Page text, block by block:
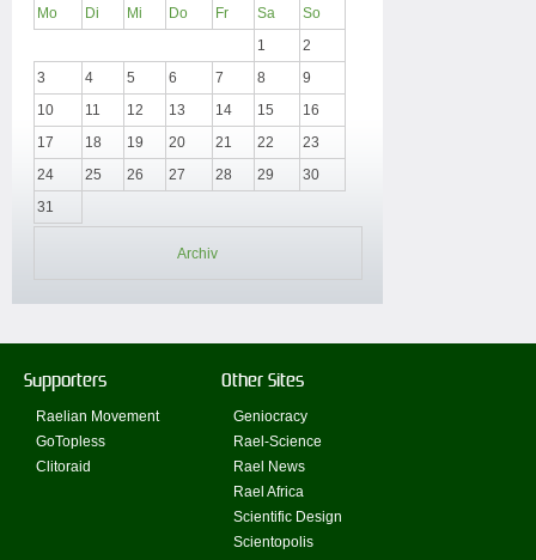
Mo Di Mi Do Fr Sa
So
1
2
3
4 5 6 7 8
9
10
11 12 13 14 15
16
17
18 19 20 21 22
23
24
25 26 27 28 29
30
31
Archiv
Supporters
Raelian Movement
GoTopless
Clitoraid
Other Sites
Geniocracy
Rael-Science
Rael News
Rael Africa
Scientific Design
Scientopolis